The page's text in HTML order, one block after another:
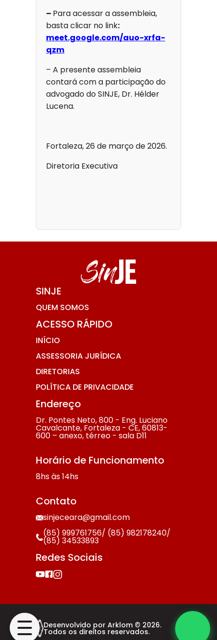
– Para acessar a assembleia,
basta clicar no link:
meet.google.com/auo-xrfa-
qzm
– A presente assembleia
contará com a participação do
advogado do SINJE, Dr. Hélder
Lucena.
Fortaleza, 26 de março de 2026.
Diretoria Executiva
SINJE
QUEM SOMOS
ACESSO RÁPIDO
INÍCIO
ASSESSORIA JURÍDICA
DIRETORIAS
POLÍTICA DE PRIVACIDADE
Endereço
Dr. Pontes Neto, 800 - Eng. Luciano
Cavalcante, Fortaleza - CE, 60813-
600 – anexo, térreo - sala D11
Horário de Funcionamento
8hs às 14hs
Contato
sinjeceara@gmail.com
(85) 999761756/ (85) 982178240/
(85) 34533893
Redes Sociais
Desenvolvido por Arklom © 2026.
Todos os direitos reservados.